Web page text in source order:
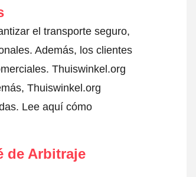
el transporte seguro,
Además, los clientes
Thuiswinkel.org
Thuiswinkel.org
Lee aquí cómo
de Arbitraje